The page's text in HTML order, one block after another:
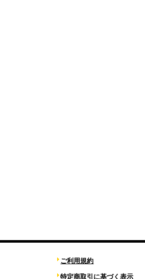
ご利用規約
特定商取引に基づく表示